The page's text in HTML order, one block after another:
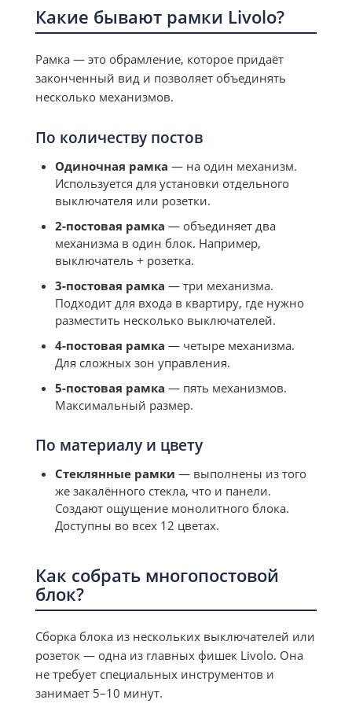
Какие бывают рамки Livolo?
Рамка — это обрамление, которое придаёт
законченный вид и позволяет объединять
несколько механизмов.
По количеству постов
Одиночная рамка — на один механизм.
Используется для установки отдельного
выключателя или розетки.
2-постовая рамка — объединяет два
механизма в один блок. Например,
выключатель + розетка.
3-постовая рамка — три механизма.
Подходит для входа в квартиру, где нужно
разместить несколько выключателей.
4-постовая рамка — четыре механизма.
Для сложных зон управления.
5-постовая рамка — пять механизмов.
Максимальный размер.
По материалу и цвету
Стеклянные рамки — выполнены из того
же закалённого стекла, что и панели.
Создают ощущение монолитного блока.
Доступны во всех 12 цветах.
Как собрать многопостовой
блок?
Сборка блока из нескольких выключателей или
розеток — одна из главных фишек Livolo. Она
не требует специальных инструментов и
занимает 5–10 минут.